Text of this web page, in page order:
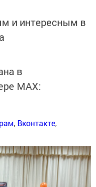
и интересным в
в
MАХ:
, Вконтакте,